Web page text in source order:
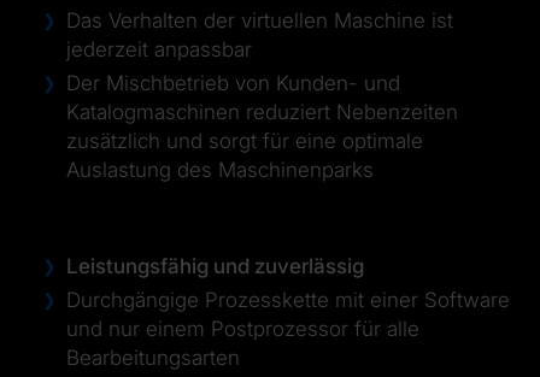
Das Verhalten der virtuellen Maschine ist
jederzeit anpassbar
Der Mischbetrieb von Kunden- und
Katalogmaschinen reduziert Nebenzeiten
zusätzlich und sorgt für eine optimale
Auslastung des Maschinenparks
Leistungsfähig und zuverlässig
Durchgängige Prozesskette mit einer Software
und nur einem Postprozessor für alle
Bearbeitungsarten